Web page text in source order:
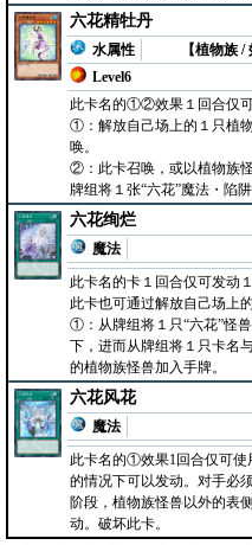
六花精牡丹
水属性
【植物族 /
Level6
此卡名的①②效果１回合仅可
①：解放自己场上的１只植
唤。
②：此卡召唤，或以植物族
牌组将１张“六花”魔法・陷阱
六花绚烂
魔法
此卡名的卡１回合仅可发动１
此卡也可通过解放自己场上
①：从牌组将１只“六花”怪
下，进而从牌组将１只卡名
的植物族怪兽加入手牌。
六花风花
魔法
此卡名的①效果1回合仅可使
的情况下可以发动。对手必
阶段，植物族怪兽以外的表
动。破坏此卡。